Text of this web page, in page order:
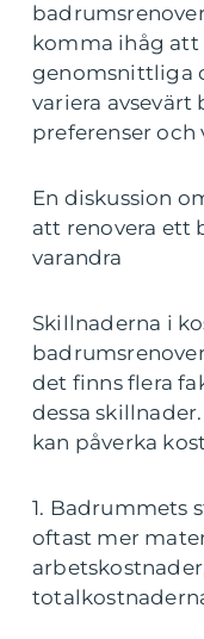
komma ihåg att
genomsnittliga
variera
preferenser och
En diskussion
att renovera ett
varandra
Skillnaderna i
det finns flera
dessa
kan påverka
1. Badrummets
oftast mer